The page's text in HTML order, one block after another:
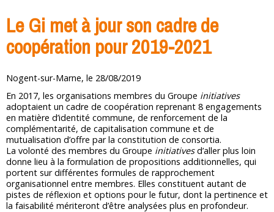
Le Gi met à jour son cadre de
coopération pour 2019-2021
Nogent-sur-Marne, le 28/08/2019
En 2017, les organisations membres du Groupe initiatives
adoptaient un cadre de coopération reprenant 8 engagements
en matière d’identité commune, de renforcement de la
complémentarité, de capitalisation commune et de
mutualisation d’offre par la constitution de consortia.
La volonté des membres du Groupe initiativesd’aller plus loin
donne lieu à la formulation de propositions additionnelles, qui
portent sur différentes formules de rapprochement
organisationnel entre membres. Elles constituent autant de
pistes de réflexion et options pour le futur, dont la pertinence et
la faisabilité mériteront d’être analysées plus en profondeur.